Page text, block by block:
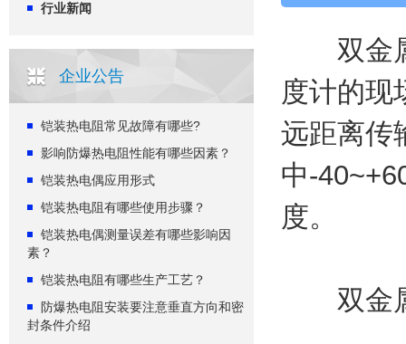
行业新闻
企业公告
铠装热电阻常见故障有哪些?
影响防爆热电阻性能有哪些因素？
铠装热电偶应用形式
铠装热电阻有哪些使用步骤？
铠装热电偶测量误差有哪些影响因
素？
铠装热电阻有哪些生产工艺？
防爆热电阻安装要注意垂直方向和密
封条件介绍
双金属
度计的现
远距离传
中-
度。
双金属